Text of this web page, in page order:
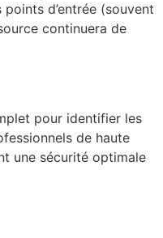
d’entrée (souvent
continuera de
pour identifier les
de haute
une sécurité optimale